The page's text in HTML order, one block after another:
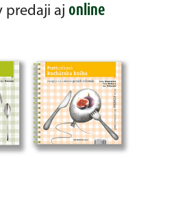
predaji aj online